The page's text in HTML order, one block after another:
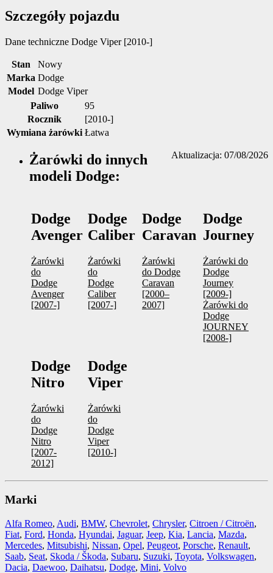
Szczegóły pojazdu
Dane techniczne Dodge Viper [2010-]
Stan
Nowy
Marka Dodge
Model Dodge Viper
Paliwo
95
Rocznik
[2010-]
Wymiana żarówki Łatwa
Aktualizacja: 07/08/2026
Żarówki do innych
modeli Dodge:
Dodge
Avenger
Żarówki
do
Dodge
Avenger
[2007-]
Dodge
Caliber
Żarówki
do
Dodge
Caliber
[2007-]
Dodge
Caravan
Żarówki
do Dodge
Caravan
[2000–
2007]
Dodge
Journey
Żarówki do
Dodge
Journey
[2009-]
Żarówki do
Dodge
JOURNEY
[2008-]
Dodge
Nitro
Żarówki
do
Dodge
Nitro
[2007-
2012]
Dodge
Viper
Żarówki
do
Dodge
Viper
[2010-]
Marki
Alfa Romeo, Audi, BMW, Chevrolet, Chrysler, Citroen / Citroën,
Fiat, Ford, Honda, Hyundai, Jaguar, Jeep, Kia, Lancia, Mazda,
Mercedes, Mitsubishi, Nissan, Opel, Peugeot, Porsche, Renault,
Saab, Seat, Skoda / Škoda, Subaru, Suzuki, Toyota, Volkswagen,
Dacia, Daewoo, Daihatsu, Dodge, Mini, Volvo